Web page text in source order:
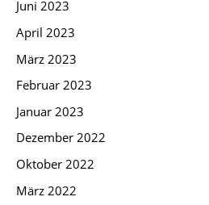
Juni 2023
April 2023
März 2023
Februar 2023
Januar 2023
Dezember 2022
Oktober 2022
März 2022